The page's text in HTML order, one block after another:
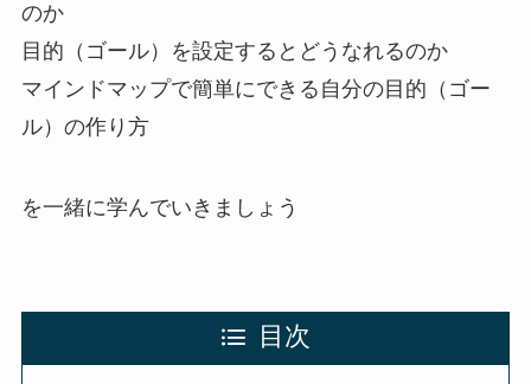
のか
目的（ゴール）を設定するとどうなれるのか
マインドマップで簡単にできる自分の目的（ゴー
ル）の作り方
を一緒に学んでいきましょう
目次